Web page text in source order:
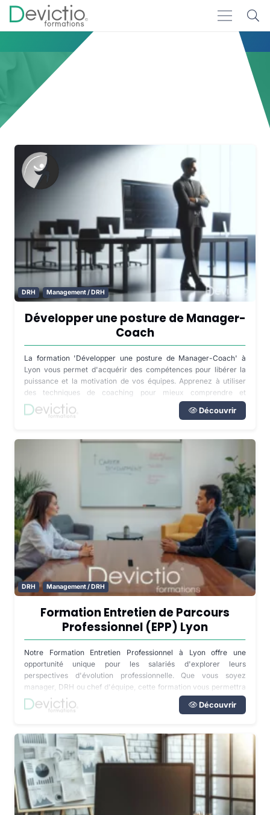
DRH Management / DRH
Développer une posture de Manager-
Coach
La formation 'Développer une posture de Manager-Coach' à
Lyon vous permet d'acquérir des compétences pour libérer la
puissance et la motivation de vos équipes. Apprenez à utiliser
des techniques de coaching pour mieux comprendre et
développer les compétences de vos collaborateurs.
Découvrir
DRH Management / DRH
Formation Entretien de Parcours
Professionnel (EPP) Lyon
Notre Formation Entretien Professionnel à Lyon offre une
opportunité unique pour les salariés d'explorer leurs
perspectives d'évolution professionnelle. Que vous soyez
manager, DRH ou chef d'équipe, cette formation vous permettra
de faire le lien entre les objectifs stratégiques de votre entreprise
et vos aspirations professionnelles. Ne manquez pas cette
développement de votre entreprise.
Découvrir